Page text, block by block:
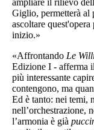
Giglio, permetterà al
ascoltare
inizio.»
«Affrontando Le
Edizione I - afferma il
più interessante
contengono, ma
Ed è tanto: nei temi,
nell’orchestrazione,
l’armonia è già